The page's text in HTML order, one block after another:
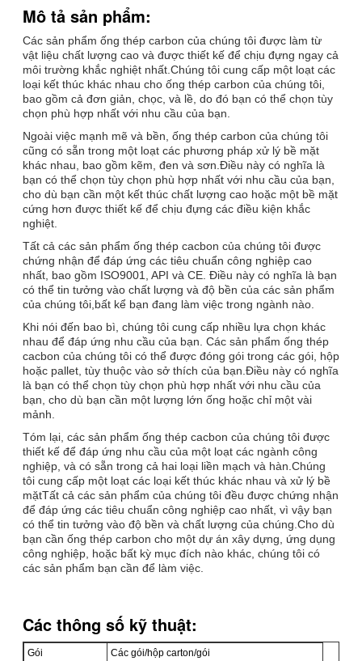
Mô tả sản phẩm:
Các sản phẩm ống thép carbon của chúng tôi được làm từ
vật liệu chất lượng cao và được thiết kế để chịu đựng ngay cả
môi trường khắc nghiệt nhất.Chúng tôi cung cấp một loạt các
loại kết thúc khác nhau cho ống thép carbon của chúng tôi,
bao gồm cả đơn giản, chọc, và lề, do đó bạn có thể chọn tùy
chọn phù hợp nhất với nhu cầu của bạn.
Ngoài việc mạnh mẽ và bền, ống thép carbon của chúng tôi
cũng có sẵn trong một loạt các phương pháp xử lý bề mặt
khác nhau, bao gồm kẽm, đen và sơn.Điều này có nghĩa là
bạn có thể chọn tùy chọn phù hợp nhất với nhu cầu của bạn,
cho dù bạn cần một kết thúc chất lượng cao hoặc một bề mặt
cứng hơn được thiết kế để chịu đựng các điều kiện khắc
nghiệt.
Tất cả các sản phẩm ống thép cacbon của chúng tôi được
chứng nhận để đáp ứng các tiêu chuẩn công nghiệp cao
nhất, bao gồm ISO9001, API và CE. Điều này có nghĩa là bạn
có thể tin tưởng vào chất lượng và độ bền của các sản phẩm
của chúng tôi,bất kể bạn đang làm việc trong ngành nào.
Khi nói đến bao bì, chúng tôi cung cấp nhiều lựa chọn khác
nhau để đáp ứng nhu cầu của bạn. Các sản phẩm ống thép
cacbon của chúng tôi có thể được đóng gói trong các gói, hộp
hoặc pallet, tùy thuộc vào sở thích của bạn.Điều này có nghĩa
là bạn có thể chọn tùy chọn phù hợp nhất với nhu cầu của
bạn, cho dù bạn cần một lượng lớn ống hoặc chỉ một vài
mảnh.
Tóm lại, các sản phẩm ống thép cacbon của chúng tôi được
thiết kế để đáp ứng nhu cầu của một loạt các ngành công
nghiệp, và có sẵn trong cả hai loại liền mạch và hàn.Chúng
tôi cung cấp một loạt các loại kết thúc khác nhau và xử lý bề
mặtTất cả các sản phẩm của chúng tôi đều được chứng nhận
để đáp ứng các tiêu chuẩn công nghiệp cao nhất, vì vậy bạn
có thể tin tưởng vào độ bền và chất lượng của chúng.Cho dù
bạn cần ống thép carbon cho một dự án xây dựng, ứng dụng
công nghiệp, hoặc bất kỳ mục đích nào khác, chúng tôi có
các sản phẩm bạn cần để làm việc.
Các thông số kỹ thuật:
Gói
Các gói/hộp carton/gói